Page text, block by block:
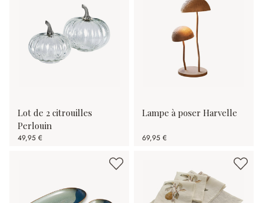
Lot de 2 citrouilles
Perlouin
49,95 €
Lampe à poser Harvelle
69,95 €